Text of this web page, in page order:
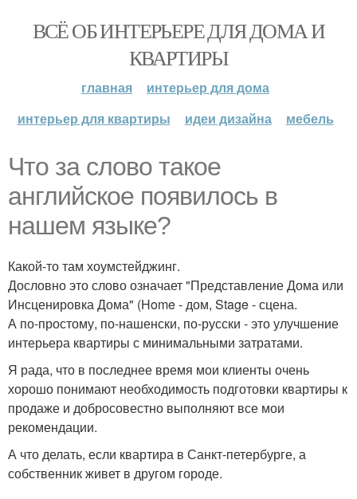
ВСЁ ОБ ИНТЕРЬЕРЕ ДЛЯ ДОМА И
КВАРТИРЫ
главная
интерьер для дома
интерьер для квартиры
идеи дизайна мебель
Что за слово такое
английское появилось в
нашем языке?
Какой-то там хоумстейджинг.
Дословно это слово означает "Представление Дома или
Инсценировка Дома" (Home - дом, Stage - сцена.
А по-простому, по-нашенски, по-русски - это улучшение
интерьера квартиры с минимальными затратами.
Я рада, что в последнее время мои клиенты очень
хорошо понимают необходимость подготовки квартиры к
продаже и добросовестно выполняют все мои
рекомендации.
А что делать, если квартира в Санкт-петербурге, а
собственник живет в другом городе.